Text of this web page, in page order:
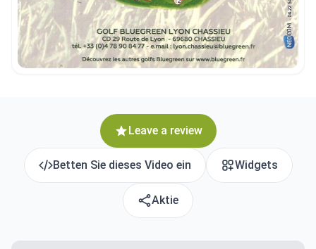
Leave a review
Betten Sie dieses Video ein Widgets
Aktie